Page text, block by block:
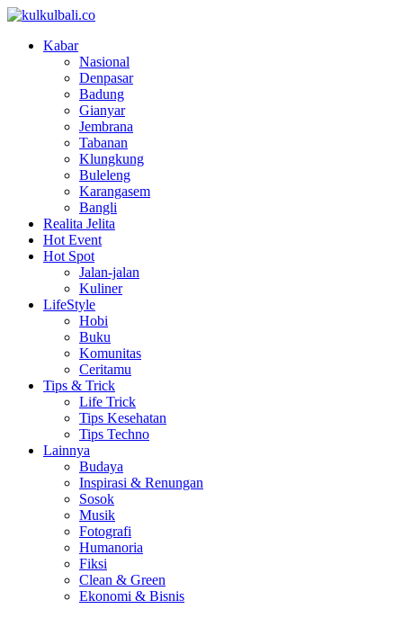
Kabar
Nasional
Denpasar
Badung
Gianyar
Jembrana
Tabanan
Klungkung
Buleleng
Karangasem
Bangli
Realita Jelita
Hot Event
Hot Spot
Jalan-jalan
Kuliner
LifeStyle
Hobi
Buku
Komunitas
Ceritamu
Tips & Trick
Life Trick
Tips Kesehatan
Tips Techno
Lainnya
Budaya
Inspirasi & Renungan
Sosok
Musik
Fotografi
Humanoria
Fiksi
Clean & Green
Ekonomi & Bisnis